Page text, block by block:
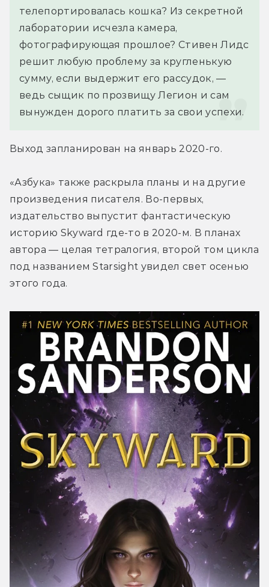
телепортировалась кошка? Из секретной
лаборатории исчезла камера,
фотографирующая прошлое? Стивен Лидс
решит любую проблему за кругленькую
сумму, если выдержит его рассудок, —
ведь сыщик по прозвищу Легион и сам
вынужден дорого платить за свои успехи.
Выход запланирован на январь 2020-го.
«Азбука» также раскрыла планы и на другие
произведения писателя. Во-первых,
издательство выпустит фантастическую
историю Skyward где-то в 2020-м. В планах
автора — целая тетралогия, второй том цикла
под названием Starsight увидел свет осенью
этого года.